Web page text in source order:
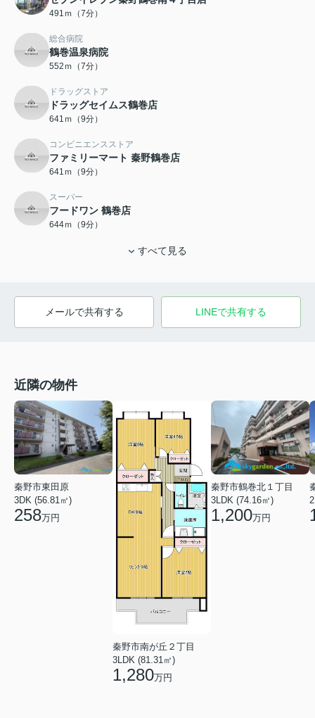
491ｍ（7分）
総合病院
鶴巻温泉病院
552ｍ（7分）
ドラッグストア
ドラッグセイムス鶴巻店
641ｍ（9分）
コンビニエンスストア
ファミリーマート 秦野鶴巻店
641ｍ（9分）
スーパー
フードワン 鶴巻店
644ｍ（9分）
すべて見る
メールで共有する LINEで共有する
近隣の物件
秦野市東田原
3DK (56.81㎡)
258万円
秦野市南が丘２丁目
3LDK (81.31㎡)
1,280万円
秦野市鶴巻北１丁目
3LDK (74.16㎡)
1,200万円